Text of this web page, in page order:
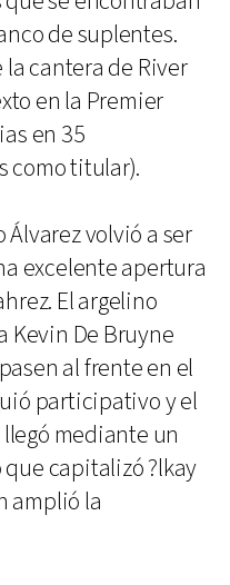
de suplentes.
la cantera de River
en la Premier
en 35
como titular).
volvió a ser
excelente apertura
El argelino
Kevin De Bruyne
al frente en el
participativo y el
mediante un
capitalizó ?lkay
amplió la